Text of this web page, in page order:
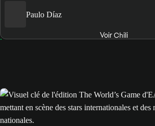
Paulo Díaz
Voir Chili